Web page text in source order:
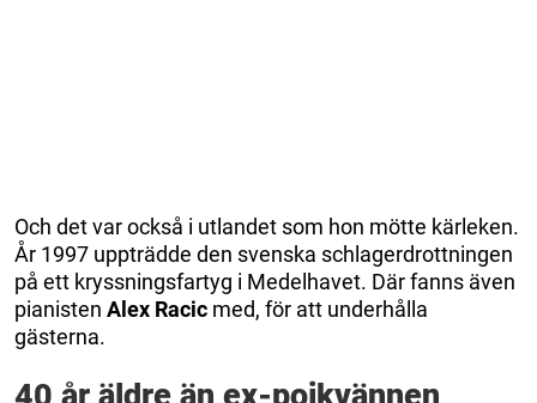
Och det var också i utlandet som hon mötte kärleken.
År 1997 uppträdde den svenska schlagerdrottningen
på ett kryssningsfartyg i Medelhavet. Där fanns även
pianisten Alex Racic med, för att underhålla
gästerna.